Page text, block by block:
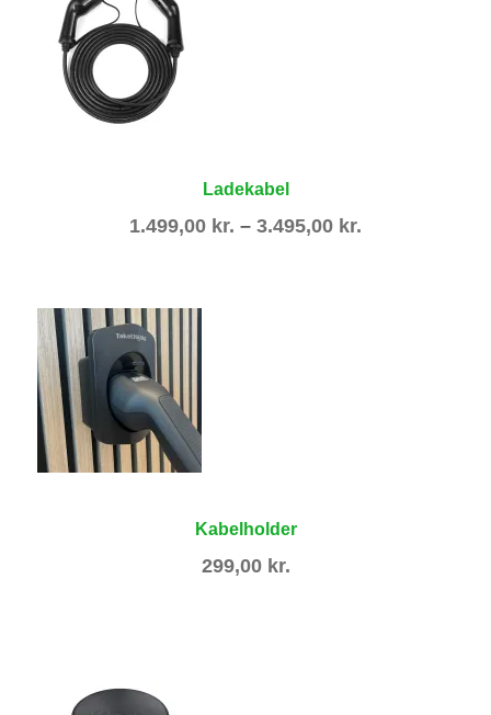
Ladekabel
1.499,00 kr. – 3.495,00 kr.
Kabelholder
299,00 kr.